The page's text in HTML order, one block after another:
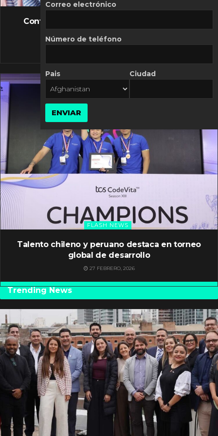
FLASH NEWS
Controversia de Mercado Libre por costos
10 MARZO, 2026
FLASH NEWS
Talento chileno y peruano destaca en torneo
global de desarrollo
27 FEBRERO, 2026
Trending News
Correo electrónico
Número de teléfono
Pais Ciudad
ENVIAR